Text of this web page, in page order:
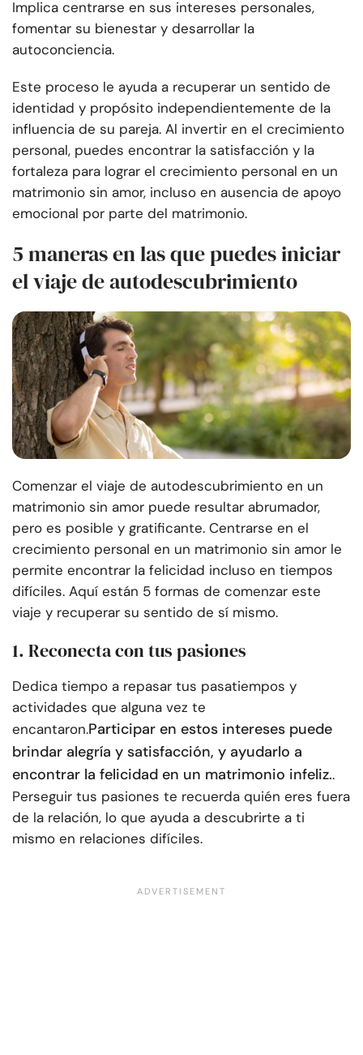
Implica centrarse en sus intereses personales,
fomentar su bienestar y desarrollar la
autoconciencia.
Este proceso le ayuda a recuperar un sentido de
identidad y propósito independientemente de la
influencia de su pareja. Al invertir en el crecimiento
personal, puedes encontrar la satisfacción y la
fortaleza para lograr el crecimiento personal en un
matrimonio sin amor, incluso en ausencia de apoyo
emocional por parte del matrimonio.
5 maneras en las que puedes iniciar
el viaje de autodescubrimiento
Comenzar el viaje de autodescubrimiento en un
matrimonio sin amor puede resultar abrumador,
pero es posible y gratificante. Centrarse en el
crecimiento personal en un matrimonio sin amor le
permite encontrar la felicidad incluso en tiempos
difíciles. Aquí están 5 formas de comenzar este
viaje y recuperar su sentido de sí mismo.
1. Reconecta con tus pasiones
Dedica tiempo a repasar tus pasatiempos y
actividades que alguna vez te
encantaron.Participar en estos intereses puede
brindar alegría y satisfacción, y ayudarlo a
encontrar la felicidad en un matrimonio infeliz..
Perseguir tus pasiones te recuerda quién eres fuera
de la relación, lo que ayuda a descubrirte a ti
mismo en relaciones difíciles.